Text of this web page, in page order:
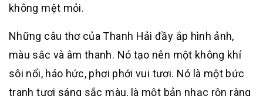
không mệt mỏi.
Những câu thơ của Thanh Hải đầy ắp hình ảnh,
màu sắc và âm thanh. Nó tạo nên một không khí
sôi nổi, háo hức, phơi phới vui tươi. Nó là một bức
tranh tươi sáng sắc màu, là một bản nhạc rộn ràng